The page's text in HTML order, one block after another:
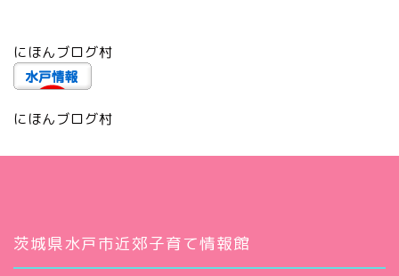
にほんブログ村
にほんブログ村
茨城県水戸市近郊子育て情報館